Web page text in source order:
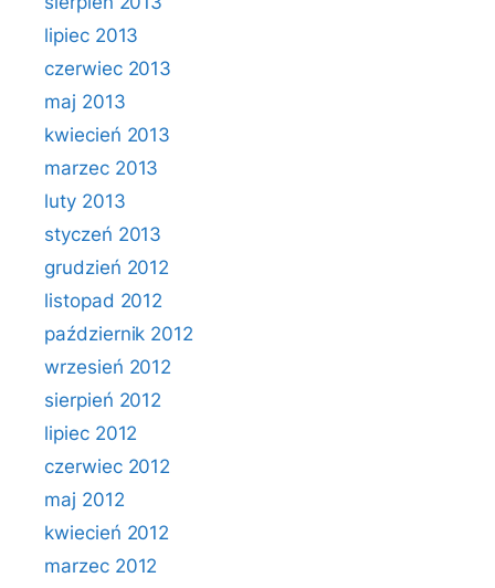
lipiec 2013
czerwiec 2013
maj 2013
kwiecień 2013
marzec 2013
luty 2013
styczeń 2013
grudzień 2012
listopad 2012
październik 2012
wrzesień 2012
sierpień 2012
lipiec 2012
czerwiec 2012
maj 2012
kwiecień 2012
marzec 2012